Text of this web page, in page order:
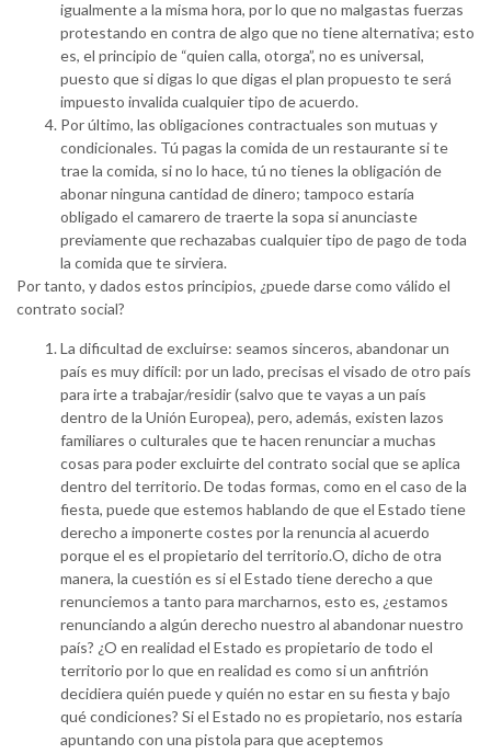
igualmente a la misma hora, por lo que no malgastas fuerzas
protestando en contra de algo que no tiene alternativa; esto
es, el principio de “quien calla, otorga”, no es universal,
puesto que si digas lo que digas el plan propuesto te será
impuesto invalida cualquier tipo de acuerdo.
Por último, las obligaciones contractuales son mutuas y
condicionales. Tú pagas la comida de un restaurante si te
trae la comida, si no lo hace, tú no tienes la obligación de
abonar ninguna cantidad de dinero; tampoco estaría
obligado el camarero de traerte la sopa si anunciaste
previamente que rechazabas cualquier tipo de pago de toda
la comida que te sirviera.
Por tanto, y dados estos principios, ¿puede darse como válido el
contrato social?
La dificultad de excluirse: seamos sinceros, abandonar un
país es muy difícil: por un lado, precisas el visado de otro país
para irte a trabajar/residir (salvo que te vayas a un país
dentro de la Unión Europea), pero, además, existen lazos
familiares o culturales que te hacen renunciar a muchas
cosas para poder excluirte del contrato social que se aplica
dentro del territorio. De todas formas, como en el caso de la
fiesta, puede que estemos hablando de que el Estado tiene
derecho a imponerte costes por la renuncia al acuerdo
porque el es el propietario del territorio.O, dicho de otra
manera, la cuestión es si el Estado tiene derecho a que
renunciemos a tanto para marcharnos, esto es, ¿estamos
renunciando a algún derecho nuestro al abandonar nuestro
país? ¿O en realidad el Estado es propietario de todo el
territorio por lo que en realidad es como si un anfitrión
decidiera quién puede y quién no estar en su fiesta y bajo
qué condiciones? Si el Estado no es propietario, nos estaría
apuntando con una pistola para que aceptemos